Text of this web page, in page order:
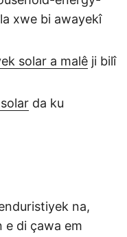
xwe bi awayekî
solar a malê ji bilî
da ku
na,
e di çawa em